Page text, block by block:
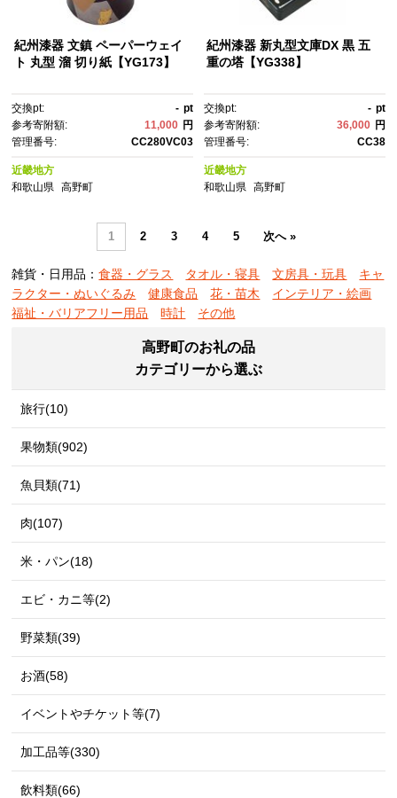
紀州漆器 文鎮 ペーパーウェイ
ト 丸型 溜 切り紙【YG173】
交換pt: - pt
参考寄附額:
11,000 円
管理番号:
CC280VC03
近畿地方
和歌山県
高野町
紀州漆器 新丸型文庫DX 黒 五
重の塔【YG338】
交換pt: - pt
参考寄附額:
36,000 円
管理番号:
CC38
近畿地方
和歌山県 高野町
1 2 3 4 5 次へ »
雑貨・日用品：食器・グラス タオル・寝具 文房具・玩具
キャ
ラクター・ぬいぐるみ
健康食品 花・苗木
インテリア・絵画
福祉・バリアフリー用品
時計 その他
高野町のお礼の品
カテゴリーから選ぶ
旅行(10)
果物類(902)
魚貝類(71)
肉(107)
米・パン(18)
エビ・カニ等(2)
野菜類(39)
お酒(58)
イベントやチケット等(7)
加工品等(330)
飲料類(66)